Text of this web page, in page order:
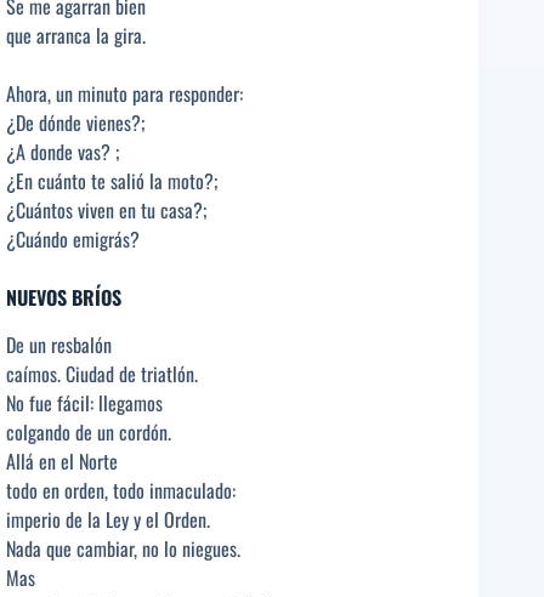
Se me agarran bien
que arranca la gira.
Ahora, un minuto para responder:
¿De dónde vienes?;
¿A donde vas? ;
¿En cuánto te salió la moto?;
¿Cuántos viven en tu casa?;
¿Cuándo emigrás?
NUEVOS BRÍOS
De un resbalón
caímos. Ciudad de triatlón.
No fue fácil: llegamos
colgando de un cordón.
Allá en el Norte
todo en orden, todo inmaculado:
imperio de la Ley y el Orden.
Nada que cambiar, no lo niegues.
Mas